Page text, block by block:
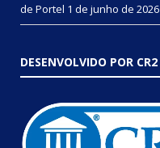
de Portel 1 de junho de 2026
DESENVOLVIDO POR CR2